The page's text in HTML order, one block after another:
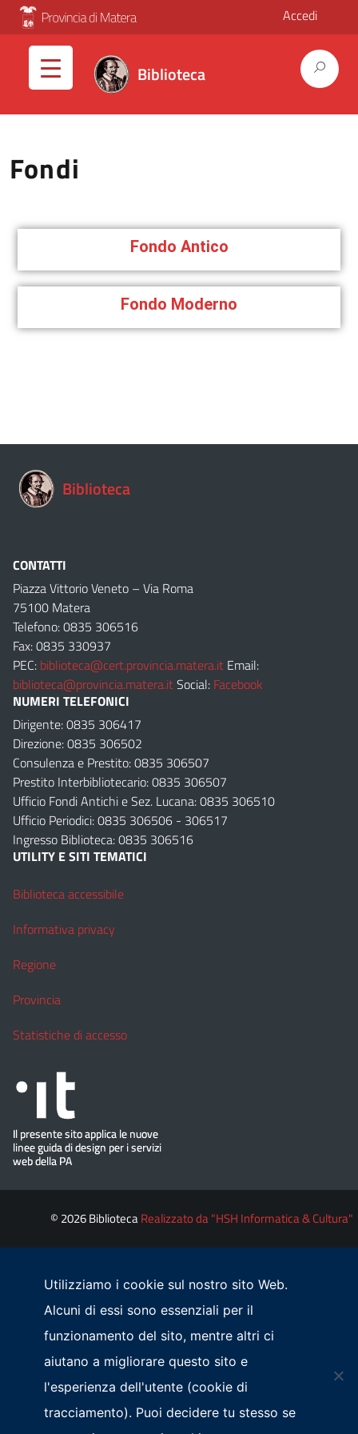
Accedi
Biblioteca
Fondi
Fondo Antico
Fondo Moderno
Biblioteca
CONTATTI
Piazza Vittorio Veneto – Via Roma
75100 Matera
Telefono: 0835 306516
Fax: 0835 330937
PEC: biblioteca@cert.provincia.matera.it Email:
biblioteca@provincia.matera.itSocial: Facebook
NUMERI TELEFONICI
Dirigente: 0835 306417
Direzione: 0835 306502
Consulenza e Prestito: 0835 306507
Prestito Interbibliotecario: 0835 306507
Ufficio Fondi Antichi e Sez. Lucana: 0835 306510
Ufficio Periodici: 0835 306506 - 306517
Ingresso Biblioteca: 0835 306516
UTILITY E SITI TEMATICI
Biblioteca accessibile
Informativa privacy
Regione
Provincia
Statistiche di accesso
© 2026 BibliotecaRealizzato da "HSH Informatica & Cultura"
Utilizziamo i cookie sul nostro sito Web.
Alcuni di essi sono essenziali per il
funzionamento del sito, mentre altri ci
aiutano a migliorare questo sito e
l'esperienza dell'utente (cookie di
tracciamento). Puoi decidere tu stesso se